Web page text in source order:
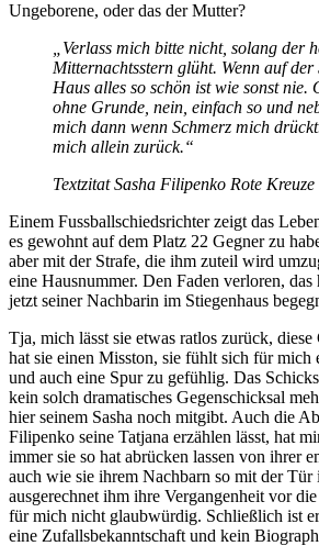
Ungeborene, oder das der Mutter?
„Verlass mich bitte nicht, solang der
Mitternachtsstern glüht. Wenn auf der
Haus alles so schön ist wie sonst nie.
ohne Grunde, nein, einfach so und
mich dann wenn Schmerz mich
mich allein zurück.“
Textzitat Sasha Filipenko Rote Kreuze
Einem Fussballschiedsrichter zeigt das
es gewohnt auf dem Platz 22 Gegner zu
aber mit der Strafe, die ihm zuteil wird
eine Hausnummer. Den Faden verloren, das
jetzt seiner Nachbarin im Stiegenhaus
Tja, mich lässt sie etwas ratlos zurück,
hat sie einen Misston, sie fühlt sich für mich
und auch eine Spur zu gefühlig. Das
kein solch dramatisches Gegenschicksal
hier seinem Sasha noch mitgibt. Auch die
Filipenko seine Tatjana erzählen lässt, hat
immer sie so hat abrücken lassen von ihrer
auch wie sie ihrem Nachbarn so mit der
ausgerechnet ihm ihre Vergangenheit vor
für mich nicht glaubwürdig. Schließlich ist
eine Zufallsbekanntschaft und kein